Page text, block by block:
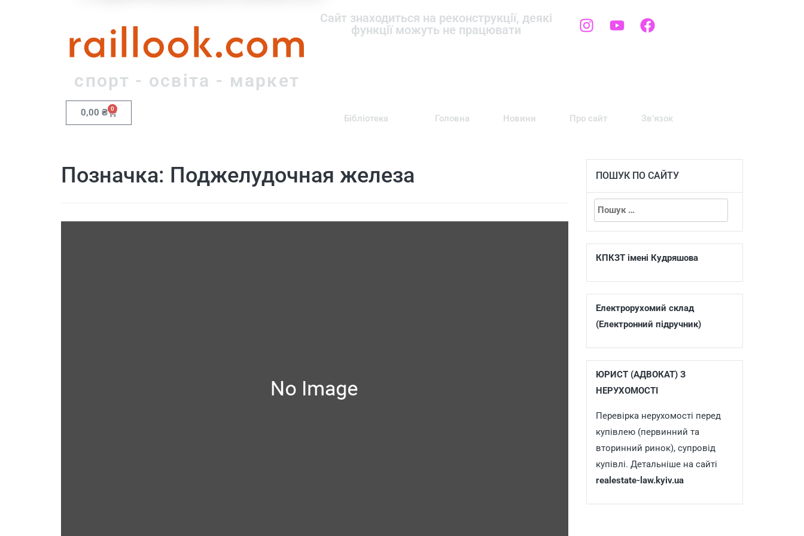
raillook.com
спорт - освіта - маркет
Сайт знаходиться на реконструкції, деякі
функції можуть не працювати
0,00 ₴ 0
Бібліотека Головна Новини Про сайт Зв’язок
Позначка: Поджелудочная железа ПОШУК ПО САЙТУ
КПКЗТ імені Кудряшова
Електрорухомий склад
(Електронний підручник)
ЮРИСТ (АДВОКАТ) З
НЕРУХОМОСТІ
Перевірка нерухомості перед
купівлею (первинний та
вторинний ринок), супровід
купівлі. Детальніше на сайті
realestate-law.kyiv.ua